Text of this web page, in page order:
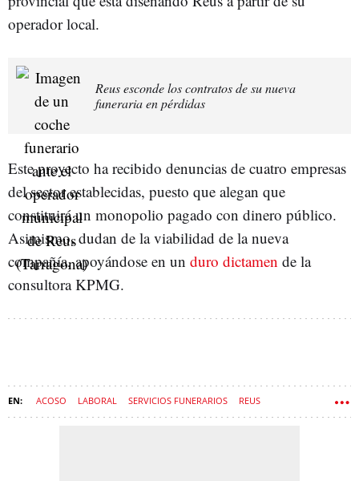
operador local.
Reus esconde los contratos de su nueva
funeraria en pérdidas
Este proyecto ha recibido denuncias de cuatro empresas
del sector establecidas, puesto que alegan que
constituirá un monopolio pagado con dinero público.
Asimismo, dudan de la viabilidad de la nueva
compañía, apoyándose en un duro dictamen de la
consultora KPMG.
ACOSO LABORAL SERVICIOS FUNERARIOS REUS